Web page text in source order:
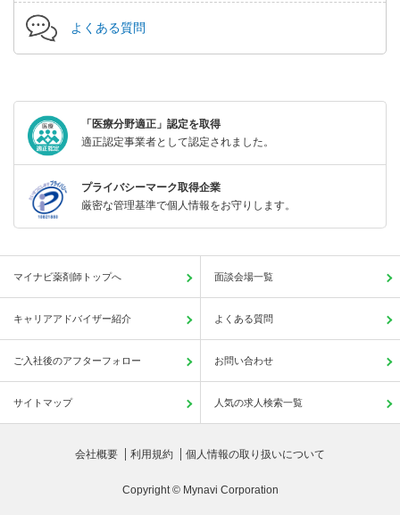
よくある質問
「医療分野適正」認定を取得
適正認定事業者として認定されました。
プライバシーマーク取得企業
厳密な管理基準で個人情報をお守りします。
マイナビ薬剤師トップへ 面談会場一覧
キャリアアドバイザー紹介 よくある質問
ご入社後のアフターフォロー お問い合わせ
サイトマップ 人気の求人検索一覧
会社概要 利用規約 個人情報の取り扱いについて
Copyright © Mynavi Corporation